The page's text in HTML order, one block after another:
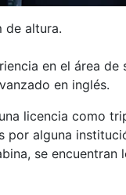
de altura.
en el área de
en inglés.
licencia como
por alguna
se encuentran